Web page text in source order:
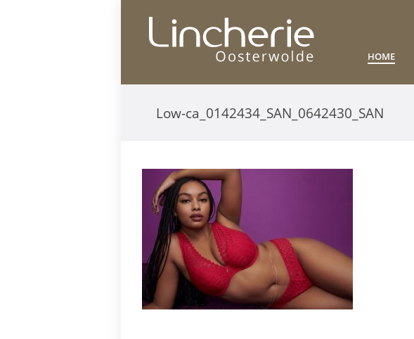
HOME
Low-ca_0142434_SAN_0642430_SAN